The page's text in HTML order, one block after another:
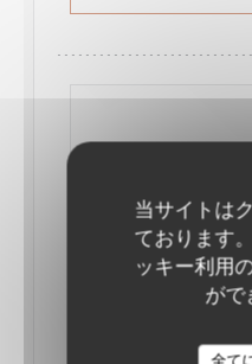
当サイトは
ております
ッキー利用
がで
全て